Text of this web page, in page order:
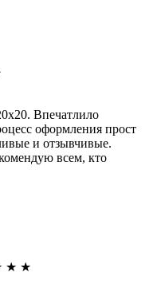
Впечатлило
оформления прост
и отзывчивые.
всем, кто
★ ★